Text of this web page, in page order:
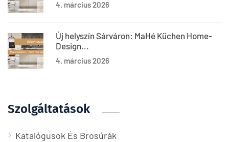
4. március 2026
Új helyszín Sárváron: MaHé Küchen Home-
Design...
4. március 2026
Szolgáltatások
Katalógusok És Brosúrák